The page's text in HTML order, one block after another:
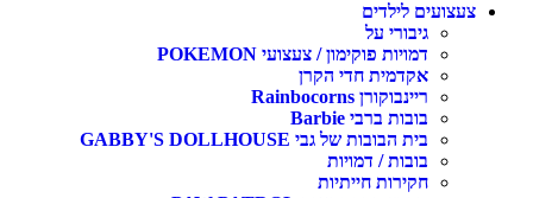
צעצועים לילדים
גיבורי על
דמויות פוקימון / צעצועי POKEMON
אקדמית חדי הקרן
ריינבוקורן Rainbocorns
בובות ברבי Barbie
בית הבובות של גבי GABBY'S DOLLHOUSE
בובות / דמויות
חקירות חייתיות